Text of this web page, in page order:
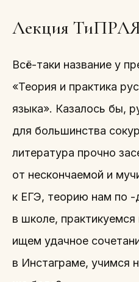
Лекция
Всё-таки название у
«Теория и практика
языка». Казалось бы,
для большинства
литература прочно
от нескончаемой и
к ЕГЭ, теорию нам по -
в школе,
ищем удачное
в Инстаграме, учимся